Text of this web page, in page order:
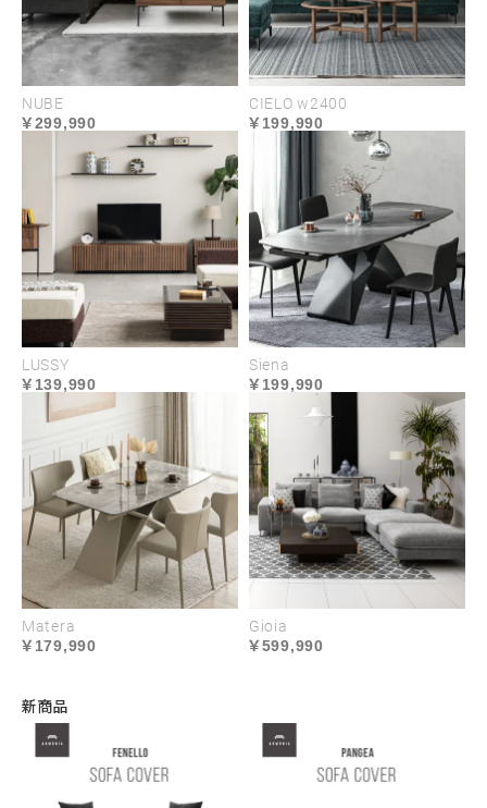
NUBE
299,990
CIELO w2400
199,990
LUSSY
139,990
Siena
199,990
Matera
179,990
Gioia
599,990
新商品